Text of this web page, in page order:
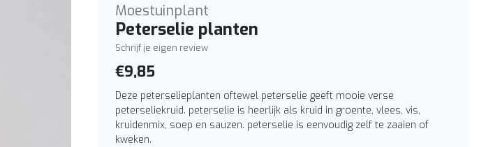
Moestuinplant
Peterselie planten
Schrijf je eigen review
€9,85
Deze peterselieplanten oftewel peterselie geeft mooie verse
peterseliekruid. peterselie is heerlijk als kruid in groente, vlees, vis,
kruidenmix, soep en sauzen. peterselie is eenvoudig zelf te zaaien of
kweken.